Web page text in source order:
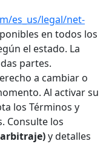
es_us/legal/net-
en todos los
el estado. La
partes.
a cambiar o
Al activar su
los Términos y
Consulte los
y detalles